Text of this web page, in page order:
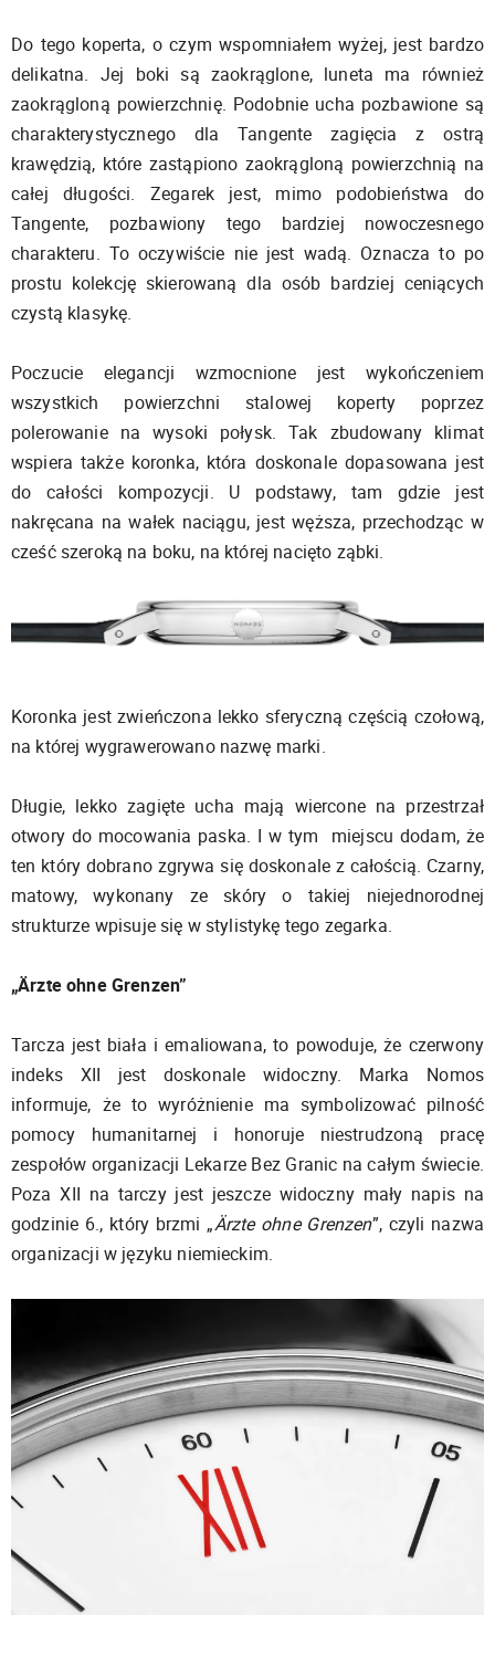
Do tego koperta, o czym wspomniałem wyżej, jest bardzo
delikatna. Jej boki są zaokrąglone, luneta ma również
zaokrągloną powierzchnię. Podobnie ucha pozbawione są
charakterystycznego dla Tangente zagięcia z ostrą
krawędzią, które zastąpiono zaokrągloną powierzchnią na
całej długości. Zegarek jest, mimo podobieństwa do
Tangente, pozbawiony tego bardziej nowoczesnego
charakteru. To oczywiście nie jest wadą. Oznacza to po
prostu kolekcję skierowaną dla osób bardziej ceniących
czystą klasykę.
Poczucie elegancji wzmocnione jest wykończeniem
wszystkich powierzchni stalowej koperty poprzez
polerowanie na wysoki połysk. Tak zbudowany klimat
wspiera także koronka, która doskonale dopasowana jest
do całości kompozycji. U podstawy, tam gdzie jest
nakręcana na wałek naciągu, jest węższa, przechodząc w
cześć szeroką na boku, na której nacięto ząbki.
Koronka jest zwieńczona lekko sferyczną częścią czołową,
na której wygrawerowano nazwę marki.
Długie, lekko zagięte ucha mają wiercone na przestrzał
otwory do mocowania paska. I w tym miejscu dodam, że
ten który dobrano zgrywa się doskonale z całością. Czarny,
matowy, wykonany ze skóry o takiej niejednorodnej
strukturze wpisuje się w stylistykę tego zegarka.
„Ärzte ohne Grenzen”
Tarcza jest biała i emaliowana, to powoduje, że czerwony
indeks XII jest doskonale widoczny. Marka Nomos
informuje, że to wyróżnienie ma symbolizować pilność
pomocy humanitarnej i honoruje niestrudzoną pracę
zespołów organizacji Lekarze Bez Granic na całym świecie.
Poza XII na tarczy jest jeszcze widoczny mały napis na
godzinie 6., który brzmi „Ärzte ohne Grenzen”, czyli nazwa
organizacji w języku niemieckim.